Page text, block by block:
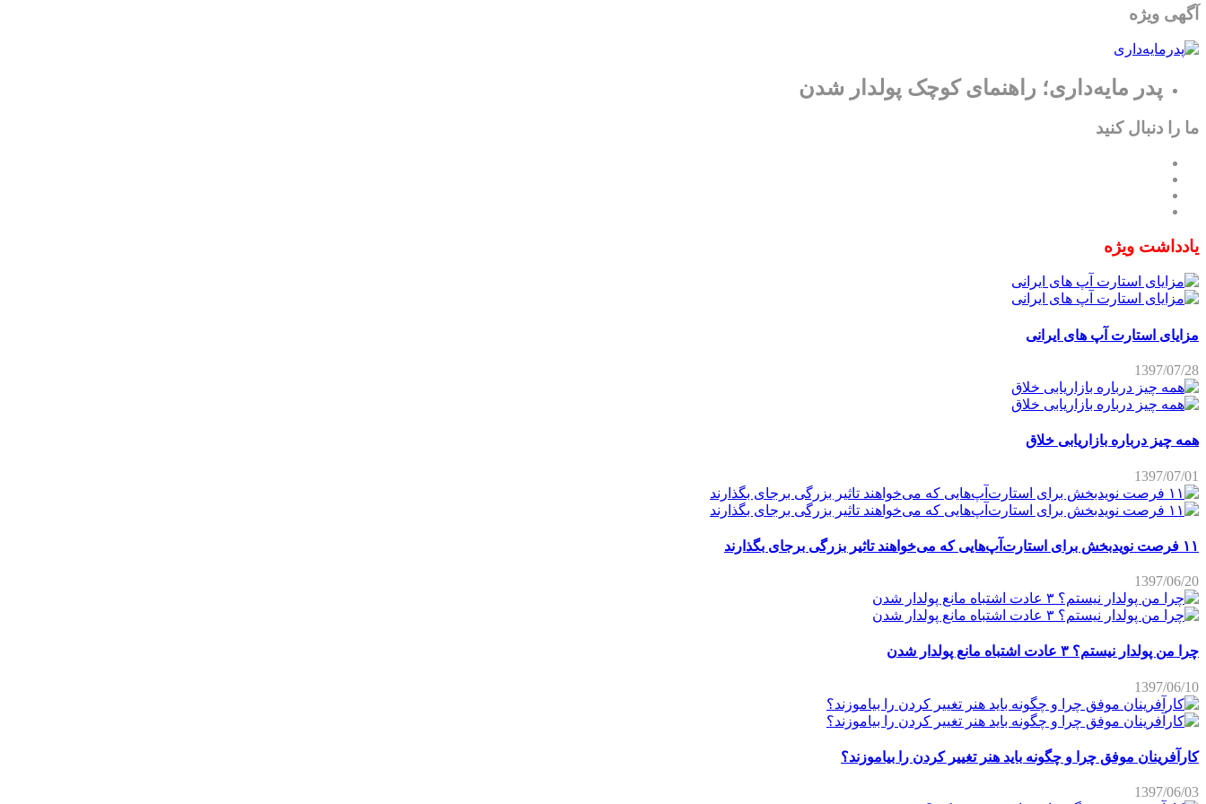
آگهی ویژه
پدر مایه‌داری؛ راهنمای کوچک پولدار شدن
ما را دنبال کنید
یادداشت ویژه
مزایای استارت آپ های ایرانی
1397/07/28
همه چیز درباره بازاریابی خلاق
1397/07/01
۱۱ فرصت نویدبخش برای استارت‌آپ‌هایی که می‌خواهند تاثیر بزرگی برجای بگذارند
1397/06/20
چرا من پولدار نیستم؟ ۳ عادت اشتباه مانع پولدار شدن
1397/06/10
کارآفرینان موفق چرا و چگونه باید هنر تغییر کردن را بیاموزند؟
1397/06/03